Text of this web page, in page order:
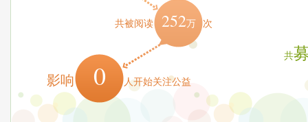
共被阅读 252万 次
影响 0 人开始关注公益
共